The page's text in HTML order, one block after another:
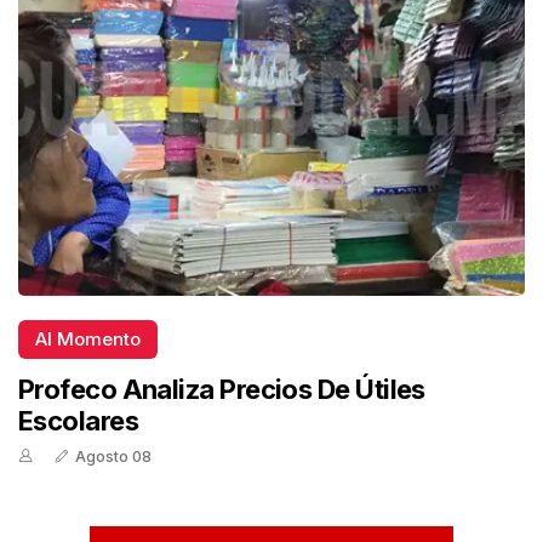
Al Momento
Profeco Analiza Precios De Útiles
Escolares
Agosto 08